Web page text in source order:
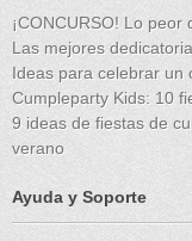
¡CONCURSO! Lo
Las mejores
Ideas para celebrar un
Cumpleparty Kids: 10
9 ideas de fiestas de
verano
Ayuda y Soporte